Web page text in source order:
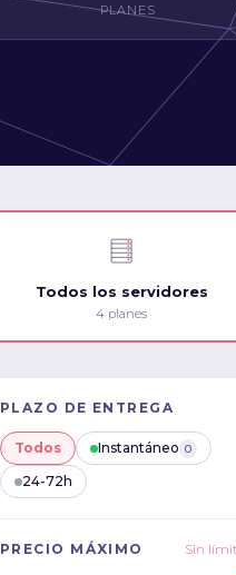
PLANES
Todos los servidores
4 planes
PLAZO DE ENTREGA
Todos Instantáneo 0
24-72h
PRECIO MÁXIMO Sin